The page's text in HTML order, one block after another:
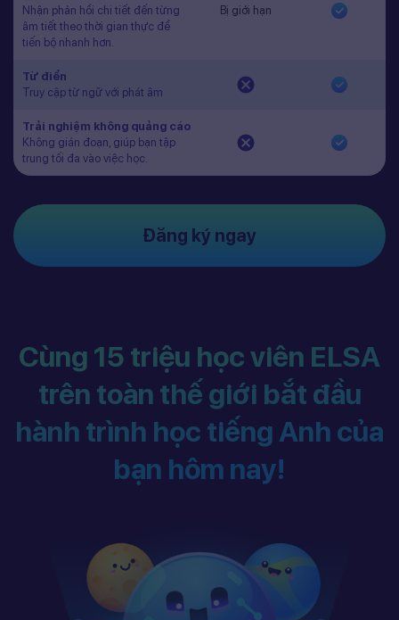
Nhận phản hồi chi tiết đến từng
âm tiết theo thời gian thực để
tiến bộ nhanh hơn.
Bị giới hạn
Từ điển
Truy cập từ ngữ với phát âm
Trải nghiệm không quảng cáo
Không gián đoạn, giúp bạn tập
trung tối đa vào việc học.
Đăng ký ngay
Cùng 15 triệu học viên ELSA
trên toàn thế giới bắt đầu
hành trình học tiếng Anh của
bạn hôm nay!